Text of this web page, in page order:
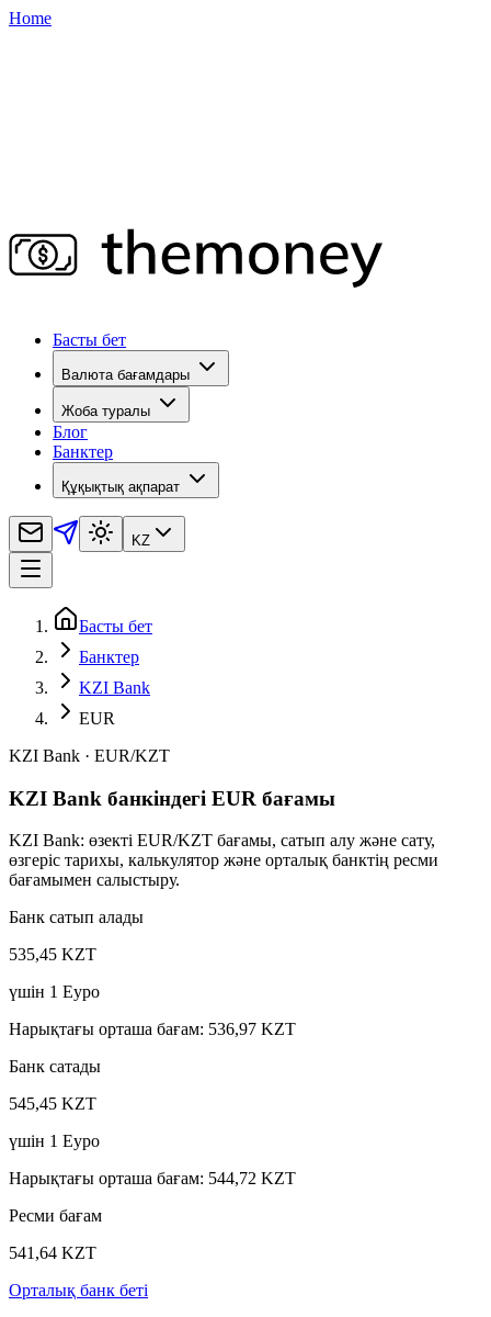
Home
Басты бет
Валюта бағамдары
Жоба туралы
Блог
Банктер
Құқықтық ақпарат
KZ
Басты бет
Банктер
KZI Bank
EUR
KZI Bank · EUR/KZT
KZI Bank банкіндегі EUR бағамы
KZI Bank: өзекті EUR/KZT бағамы, сатып алу және сату,
өзгеріс тарихы, калькулятор және орталық банктің ресми
бағамымен салыстыру.
Банк сатып алады
535,45 KZT
үшін 1 Еуро
Нарықтағы орташа бағам: 536,97 KZT
Банк сатады
545,45 KZT
үшін 1 Еуро
Нарықтағы орташа бағам: 544,72 KZT
Ресми бағам
541,64 KZT
Орталық банк беті